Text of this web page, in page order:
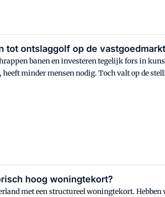
tot ontslaggolf op de
banen en investeren tegelijk fors in
minder mensen nodig. Toch valt op de
hoog woningtekort?
met een structureel woningtekort.